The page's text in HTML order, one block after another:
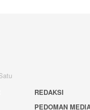
REDAKSI
PEDOMAN